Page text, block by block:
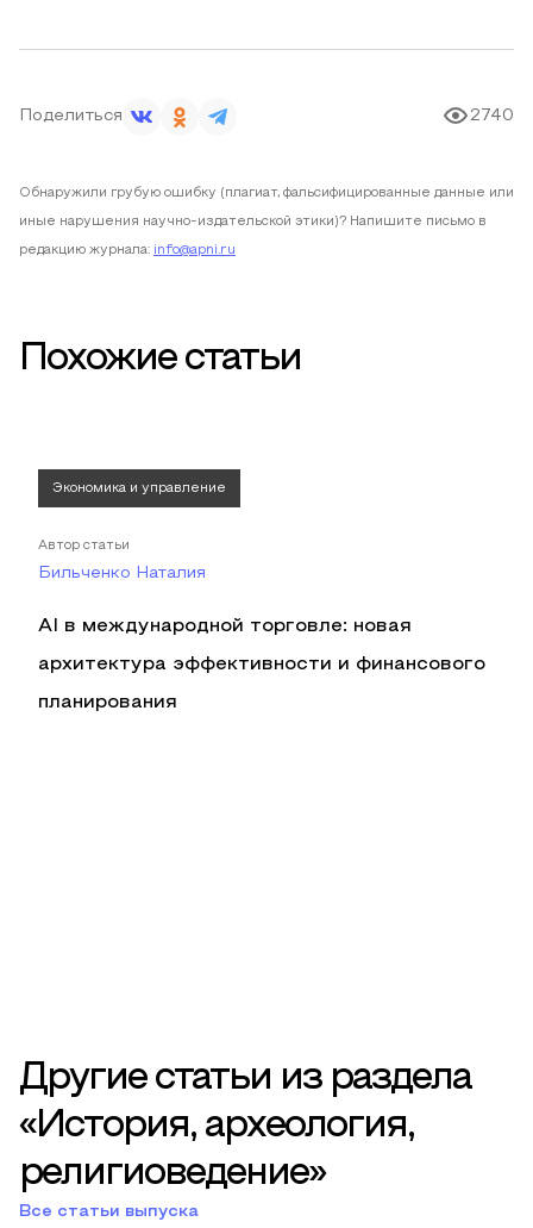
Поделиться 2740
Обнаружили грубую ошибку (плагиат, фальсифицированные данные или
иные нарушения научно-издательской этики)? Напишите письмо в
редакцию журнала: info@apni.ru
Похожие статьи
Экономика и управление
Автор статьи
Бильченко Наталия
AI в международной торговле: новая
архитектура эффективности и финансового
планирования
Другие статьи из раздела
«История, археология,
религиоведение»
Все статьи выпуска